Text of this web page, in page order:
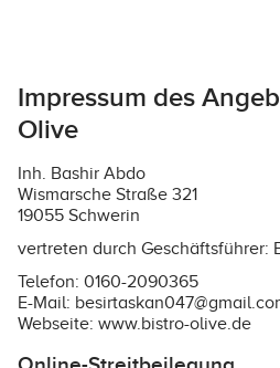
Impressum des
Olive
Inh. Bashir Abdo
Wismarsche Straße 321
19055 Schwerin
vertreten durch Geschäftsführer:
Telefon: 0160-2090365
E-Mail:
Webseite: www.bistro-olive.de